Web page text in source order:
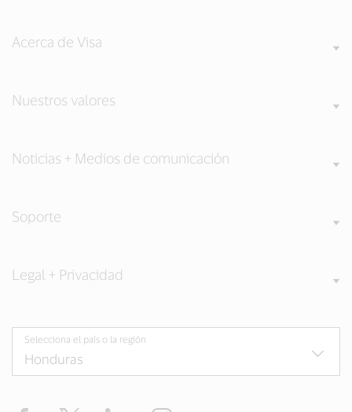
Acerca de Visa
Nuestros valores
Noticias + Medios de comunicación
Soporte
Legal + Privacidad
Selecciona el país o la región